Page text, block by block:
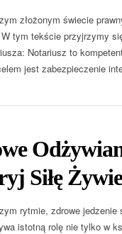
złożonym świecie
tym tekście przyjrzymy
Notariusz to
jest zabezpieczenie
Siłę
rytmie, zdrowe
istotną rolę nie tylko w